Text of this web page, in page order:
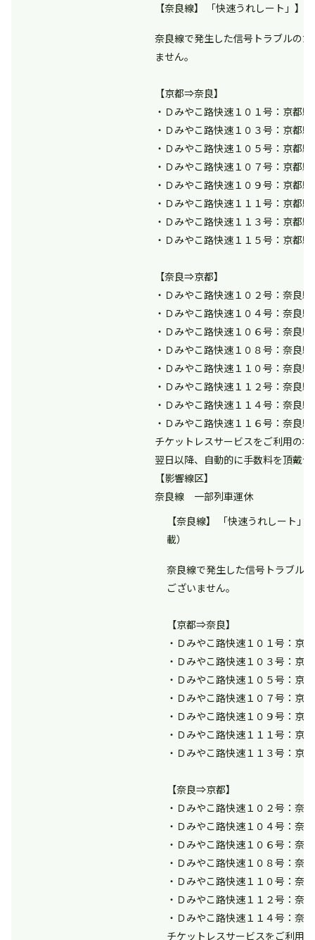
【奈良線】 「快速うれしート」
奈良線で発生した信号トラブルの
ません。
【京都⇒奈良】
・Ｄみやこ路快速１０１号：京都
・Ｄみやこ路快速１０３号：京都
・Ｄみやこ路快速１０５号：京都
・Ｄみやこ路快速１０７号：京都
・Ｄみやこ路快速１０９号：京都
・Ｄみやこ路快速１１１号：京都
・Ｄみやこ路快速１１３号：京都
・Ｄみやこ路快速１１５号：京都
【奈良⇒京都】
・Ｄみやこ路快速１０２号：奈良
・Ｄみやこ路快速１０４号：奈良
・Ｄみやこ路快速１０６号：奈良
・Ｄみやこ路快速１０８号：奈良
・Ｄみやこ路快速１１０号：奈良
・Ｄみやこ路快速１１２号：奈良
・Ｄみやこ路快速１１４号：奈良
・Ｄみやこ路快速１１６号：奈良
チケットレスサービスをご利用の
翌日以降、自動的に手数料を頂戴
【影響線区】
奈良線 一部列車運休
【奈良線】 「快速うれしート
載）
奈良線で発生した信号トラブル
ございません。
【京都⇒奈良】
・Ｄみやこ路快速１０１号：京
・Ｄみやこ路快速１０３号：京
・Ｄみやこ路快速１０５号：京
・Ｄみやこ路快速１０７号：京
・Ｄみやこ路快速１０９号：京
・Ｄみやこ路快速１１１号：京
・Ｄみやこ路快速１１３号：京
【奈良⇒京都】
・Ｄみやこ路快速１０２号：奈
・Ｄみやこ路快速１０４号：奈
・Ｄみやこ路快速１０６号：奈
・Ｄみやこ路快速１０８号：奈
・Ｄみやこ路快速１１０号：奈
・Ｄみやこ路快速１１２号：奈
・Ｄみやこ路快速１１４号：奈
チケットレスサービスをご利用